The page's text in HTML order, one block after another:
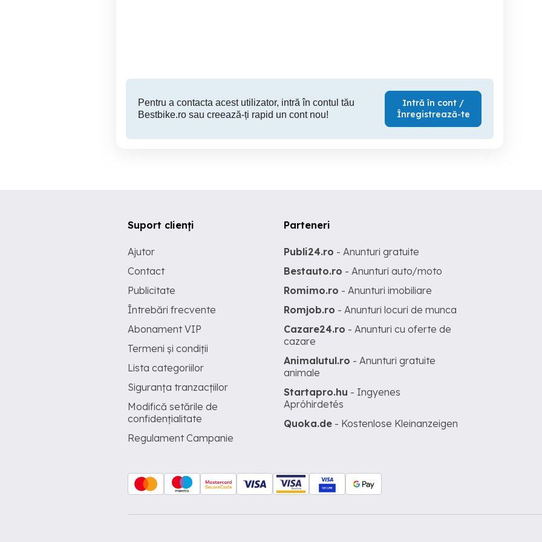
Pentru a contacta acest utilizator, intră în contul tău
Bestbike.ro sau creează-ți rapid un cont nou!
Intră în cont /
Înregistrează-te
Suport clienți
Ajutor
Contact
Publicitate
Întrebări frecvente
Abonament VIP
Termeni și condiții
Lista categoriilor
Siguranța tranzacțiilor
Modifică setările de
confidențialitate
Regulament Campanie
Parteneri
Publi24.ro - Anunturi gratuite
Bestauto.ro - Anunturi auto/moto
Romimo.ro - Anunturi imobiliare
Romjob.ro - Anunturi locuri de munca
Cazare24.ro - Anunturi cu oferte de
cazare
Animalutul.ro - Anunturi gratuite
animale
Startapro.hu - Ingyenes
Apróhirdetés
Quoka.de - Kostenlose Kleinanzeigen